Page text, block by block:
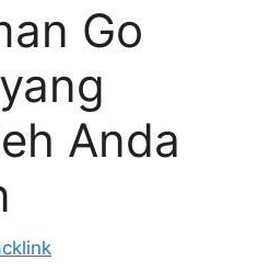
Go
Anda